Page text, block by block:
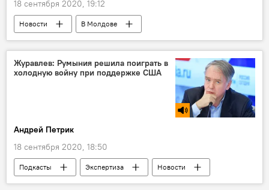
18 сентября 2020, 19:12
Новости
В Молдове
Происшествия
Приднестровье
Бендеры
Журавлев: Румыния решила поиграть в
холодную войну при поддержке США
Андрей Петрик
18 сентября 2020, 18:50
Подкасты Экспертиза
Новости
В мире
Политика
Румыния